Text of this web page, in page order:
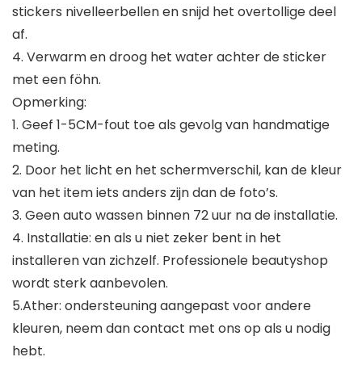
stickers nivelleerbellen en snijd het overtollige deel
af.
4. Verwarm en droog het water achter de sticker
met een föhn.
Opmerking:
1. Geef 1-5CM-fout toe als gevolg van handmatige
meting.
2. Door het licht en het schermverschil, kan de kleur
van het item iets anders zijn dan de foto’s.
3. Geen auto wassen binnen 72 uur na de installatie.
4. Installatie: en als u niet zeker bent in het
installeren van zichzelf. Professionele beautyshop
wordt sterk aanbevolen.
5.Ather: ondersteuning aangepast voor andere
kleuren, neem dan contact met ons op als u nodig
hebt.